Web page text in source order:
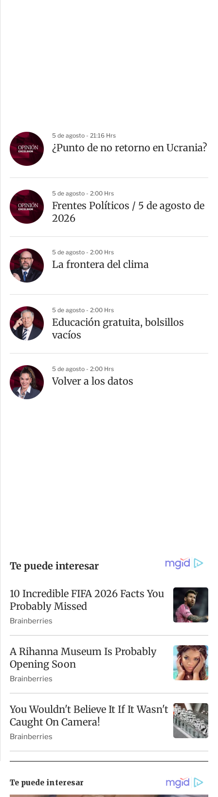
5 de agosto - 21:16 Hrs
¿Punto de no retorno en Ucrania?
5 de agosto - 2:00 Hrs
Frentes Políticos / 5 de agosto de
2026
5 de agosto - 2:00 Hrs
La frontera del clima
5 de agosto - 2:00 Hrs
Educación gratuita, bolsillos
vacíos
5 de agosto - 2:00 Hrs
Volver a los datos